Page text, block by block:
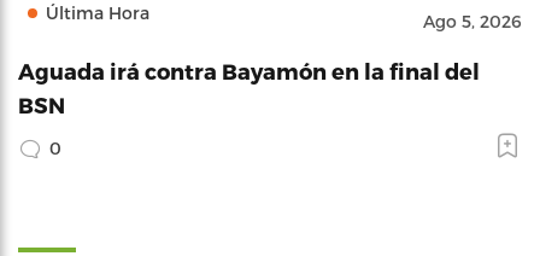
Última Hora Ago 5, 2026
Aguada irá contra Bayamón en la final del
BSN
0